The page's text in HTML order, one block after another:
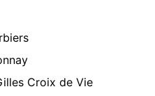
Croix de Vie